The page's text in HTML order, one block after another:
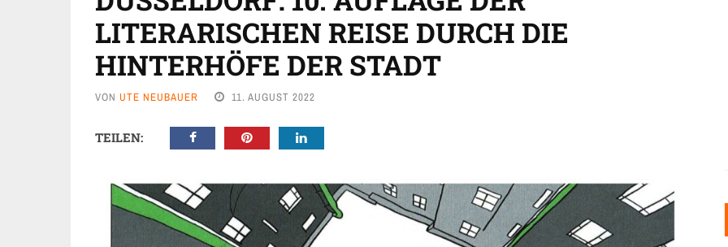
LITERARISCHEN REISE DURCH DIE
HINTERHÖFE DER STADT
VON UTE NEUBAUER 11. AUGUST 2022
TEILEN: